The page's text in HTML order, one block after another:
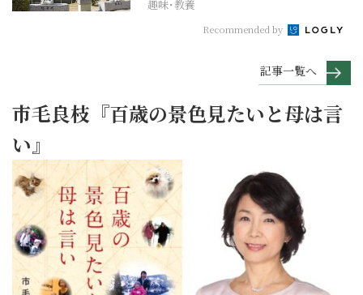
趣味･教養
Recommended by
記事一覧へ
市毛良枝『百歳の景色見たいと母は言
い』